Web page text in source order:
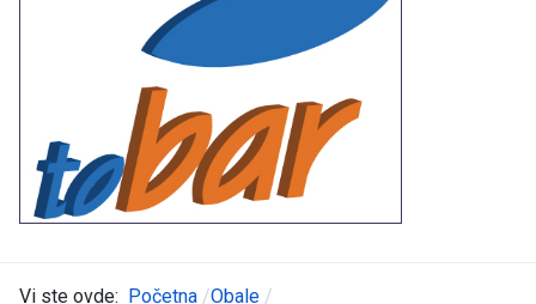
Vi ste ovde: Početna Obale